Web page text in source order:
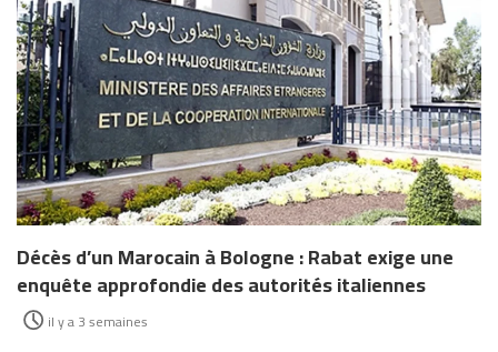
Décès d’un Marocain à Bologne : Rabat exige une
enquête approfondie des autorités italiennes
il y a 3 semaines